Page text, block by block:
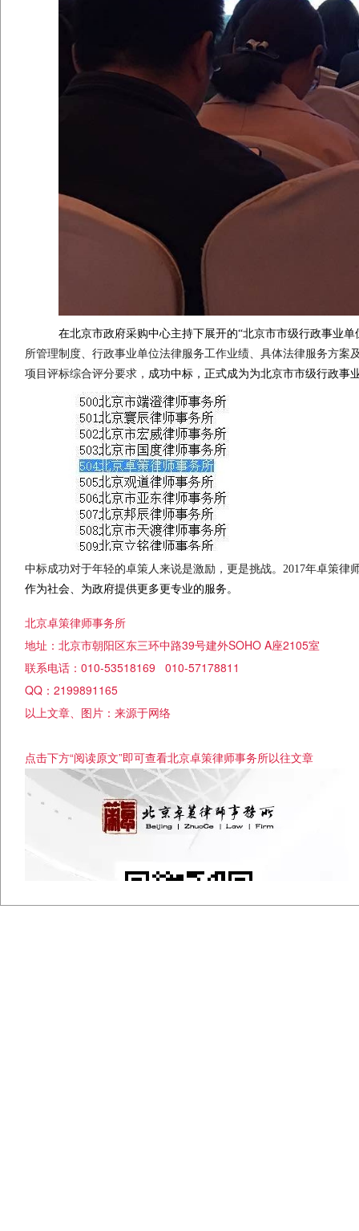
在北京市政府采购中心主持下展开的“北京市市级行政事业单
所管理制度、行政事业单位法律服务工作业绩、具体法律服务方
项目评标综合评分要求， 成功中标，正式成为为北京市市级行政事
中标成功对于年轻的卓策人来说是激励，更是挑战。 2017年卓策律
作为社会、为政府提供更多更专业的服务。
北京卓策律师事务所
地址：北京市朝阳区东三环中路39号建外SOHO A座2105室
联系电话：010-53518169 010-57178811
QQ：2199891165
以上文章、图片：来源于网络
点击下方“阅读原文”即可查看北京卓策律师事务所以往文章